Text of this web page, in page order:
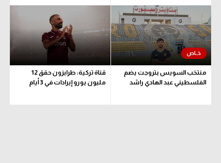
ركن الألعاب
أقسام خاصة
ميركاتو
منتخب السويس بتروجت يضم
الفلسطيني عبد الهادي راشد
قناة تركية: طرابزون حقق 12
مليون يورو إيرادات في 3 أيام